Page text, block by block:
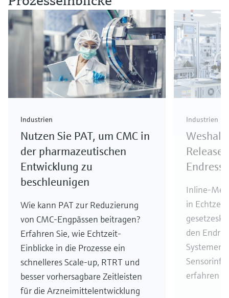
Industrien
Nutzen Sie PAT, um CMC in
der pharmazeutischen
Entwicklung zu
beschleunigen
Wie kann PAT zur Reduzierung
von CMC-Engpässen beitragen?
Erfahren Sie, wie Echtzeit-
Einblicke in die Prozesse ein
schnelleres Scale-up, RTRT und
besser vorhersagbare Zeitleisten
für die Arzneimittelentwicklung
Industrien
Release
Inline-
in
den
Systemen
erfahren